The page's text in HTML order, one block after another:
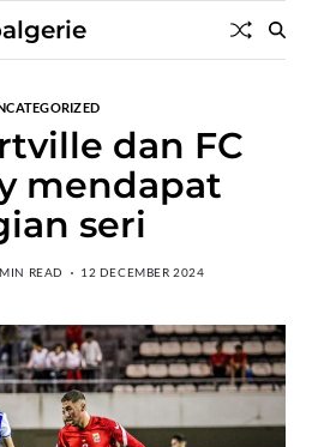
dan FC
mendapat
seri
READ 12 DECEMBER 2024